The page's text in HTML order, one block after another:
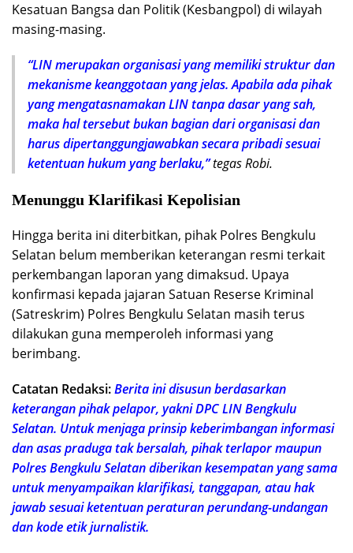
Kesatuan Bangsa dan Politik (Kesbangpol) di wilayah
masing-masing.
“LIN merupakan organisasi yang memiliki struktur dan
mekanisme keanggotaan yang jelas. Apabila ada pihak
yang mengatasnamakan LIN tanpa dasar yang sah,
maka hal tersebut bukan bagian dari organisasi dan
harus dipertanggungjawabkan secara pribadi sesuai
ketentuan hukum yang berlaku,”tegas Robi.
Menunggu Klarifikasi Kepolisian
Hingga berita ini diterbitkan, pihak Polres Bengkulu
Selatan belum memberikan keterangan resmi terkait
perkembangan laporan yang dimaksud. Upaya
konfirmasi kepada jajaran Satuan Reserse Kriminal
(Satreskrim) Polres Bengkulu Selatan masih terus
dilakukan guna memperoleh informasi yang
berimbang.
Catatan Redaksi:Berita ini disusun berdasarkan
keterangan pihak pelapor, yakni DPC LIN Bengkulu
Selatan. Untuk menjaga prinsip keberimbangan informasi
dan asas praduga tak bersalah, pihak terlapor maupun
Polres Bengkulu Selatan diberikan kesempatan yang sama
untuk menyampaikan klarifikasi, tanggapan, atau hak
jawab sesuai ketentuan peraturan perundang-undangan
dan kode etik jurnalistik.